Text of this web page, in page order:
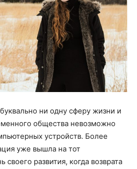
ни одну сферу жизни и
общества невозможно
устройств. Более
уже вышла на тот
своего развития, когда возврата